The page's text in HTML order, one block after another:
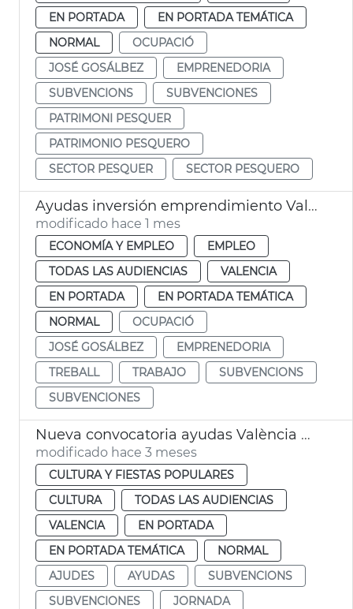
EN PORTADA
EN PORTADA TEMÁTICA
NORMAL
OCUPACIÓ
JOSÉ GOSÁLBEZ
EMPRENEDORIA
SUBVENCIONS
SUBVENCIONES
PATRIMONI PESQUER
PATRIMONIO PESQUERO
SECTOR PESQUER
SECTOR PESQUERO
Ayudas inversión emprendimiento València
modificado hace 1 mes
ECONOMÍA Y EMPLEO
EMPLEO
TODAS LAS AUDIENCIAS
VALENCIA
EN PORTADA
EN PORTADA TEMÁTICA
NORMAL
OCUPACIÓ
JOSÉ GOSÁLBEZ
EMPRENEDORIA
TREBALL
TRABAJO
SUBVENCIONS
SUBVENCIONES
Nueva convocatoria ayudas València Music City
modificado hace 3 meses
CULTURA Y FIESTAS POPULARES
CULTURA
TODAS LAS AUDIENCIAS
VALENCIA
EN PORTADA
EN PORTADA TEMÁTICA
NORMAL
AJUDES
AYUDAS
SUBVENCIONS
SUBVENCIONES
JORNADA